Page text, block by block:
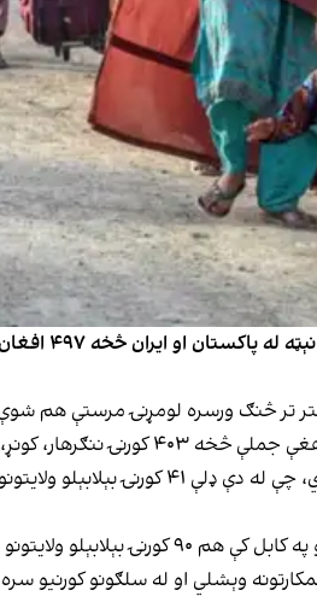
د طالبانو د کډوالو ستونزو
تر څنګ ورسره لومړنۍ مرستې هم
د دغه راپور له مخې، تر ټولو ډېر کډوال د تورخم له لارې راستانه شوي چې د ۴۱۳
ته لېږدول شوې دي. راپور زیاتوي، دغه راز د سپین بولدک له لارې ۷۵ کورنۍ چې ۳۷۵ تنه
راپور زیاتوي چې د هرات د اسلام کلا له لارې ۷ کورنۍ او د هلمند د بهرامچې له لارې ۲
روغتیايي چارو کمېټې په عمري کمپ او نورو سیمو کې پر راستنېدونکو کډوالو ۷۴۲۰ خوراکه ډوډۍ او ۵۱۲